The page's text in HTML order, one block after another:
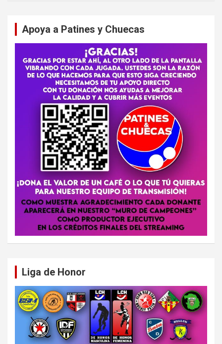
Apoya a Patines y Chuecas
Liga de Honor